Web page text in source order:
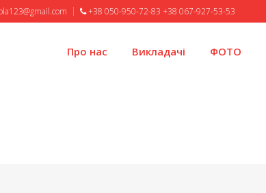
+38 050-950-72-83 +38 067-927-53-53
Про нас Викладачі ФОТО